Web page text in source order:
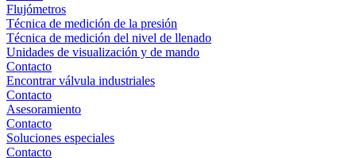
Flujómetros
Técnica de medición de la presión
Técnica de medición del nivel de llenado
Unidades de visualización y de mando
Contacto
Encontrar válvula industriales
Contacto
Asesoramiento
Contacto
Soluciones especiales
Contacto